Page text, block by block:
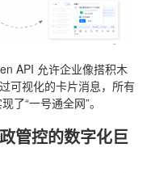
API 允许企业像搭积木
可视化的卡片消息，所有
了“一号通全网”。
管控的数字化巨